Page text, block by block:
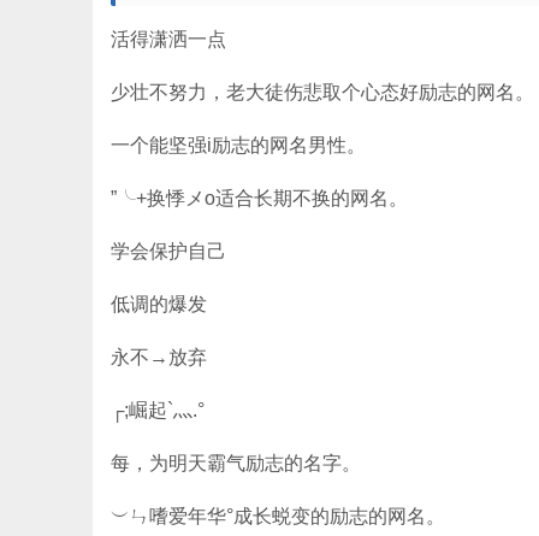
活得潇洒一点
少壮不努力，老大徒伤悲取个心态好励志的网名。
一个能坚强i励志的网名男性。
”╰+换悸メo适合长期不换的网名。
学会保护自己
低调的爆发
永不→放弃
┌;崛起`灬.°
每，为明天霸气励志的名字。
︶ㄣ嗜爱年华°成长蜕变的励志的网名。